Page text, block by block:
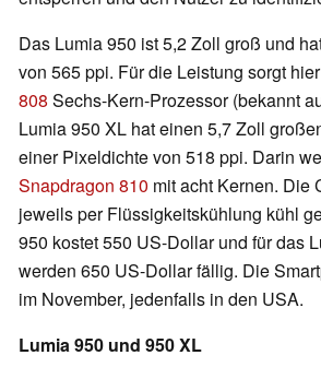
Das Lumia 950 ist 5,2 Zoll groß und
von 565 ppi. Für die Leistung sorgt
808 Sechs-Kern-Prozessor (bekannt
Lumia 950 XL hat einen 5,7 Zoll
einer Pixeldichte von 518 ppi. Darin
Snapdragon 810 mit acht Kernen. Die
jeweils per Flüssigkeitskühlung kühl
950 kostet 550 US-Dollar und für das
werden 650 US-Dollar fällig. Die
im November, jedenfalls in den USA.
Lumia 950 und 950 XL